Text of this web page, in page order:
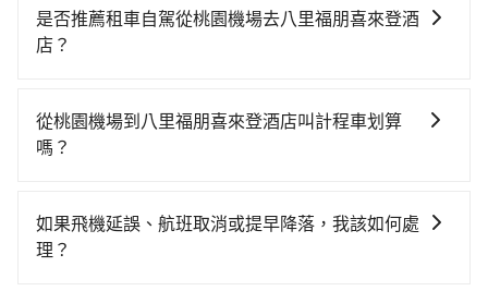
擇，高鐵較貴、費時、轉車麻煩！桃園-台北雖然一天最
多時有74班車次，從最早06:49到23:40，過了末班車到
車花費約400元、車程約20分鐘。抵達高鐵站後，步行
進站、現場購票並於月台排隊的時間約15分鐘，再乘坐
班的計程車，搭上小黃後約花31分鐘、車費600元後，
抵達八里福朋喜來登酒店 (新北市八里區) 的目的地。全
是否推薦租車自駕從桃園機場去八里福朋喜來登酒
店？
對的時間彈性，最重要的是你當天就要來回，那在桃園
路邊可隨租隨借的iRent應該是你最便宜選擇。註冊完
店的花費預估為$450~850（金額差異來自於平假日、車
款差異、抵達目的地後多久原路返回），雖已將eTag和
從桃園機場到八里福朋喜來登酒店叫計程車划算
嗎？
灣大車隊、Uber、Line Taxi、Yoxi等，如果在路邊攔不
到車，也可考慮打電話至桃園機場附近的計程車隊，如
如果飛機延誤、航班取消或提早降落，我該如何處
理？